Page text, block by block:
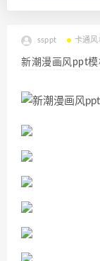
ssppt 卡通风
新潮漫画风ppt模